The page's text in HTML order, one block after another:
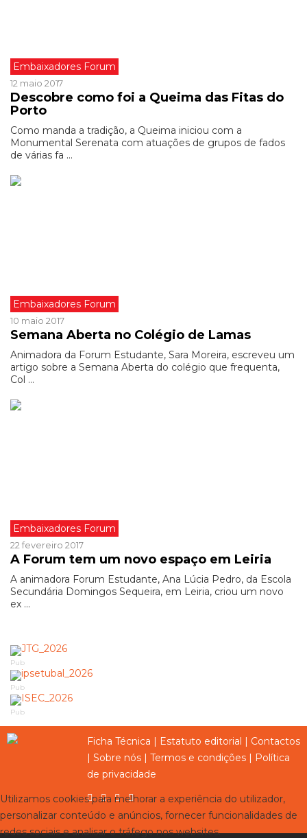
Embaixadores Forum
12 maio 2017
Descobre como foi a Queima das Fitas do
Porto
Como manda a tradição, a Queima iniciou com a
Monumental Serenata com atuações de grupos de fados
de várias fa ...
Embaixadores Forum
10 maio 2017
Semana Aberta no Colégio de Lamas
Animadora da Forum Estudante, Sara Moreira, escreveu um
artigo sobre a Semana Aberta do colégio que frequenta,
Col ...
Embaixadores Forum
22 fevereiro 2017
A Forum tem um novo espaço em Leiria
A animadora Forum Estudante, Ana Lúcia Pedro, da Escola
Secundária Domingos Sequeira, em Leiria, criou um novo
ex ...
Pub
Pub
Pub
Ficha Técnica | Estatuto editorial | Contactos
| Sobre nós | Termos e condições | Política
de privacidade
Utilizamos cookies para melhorar a experiência do utilizador,
personalizar conteúdo e anúncios, fornecer funcionalidades de
redes sociais e analisar o tráfego nos websites.